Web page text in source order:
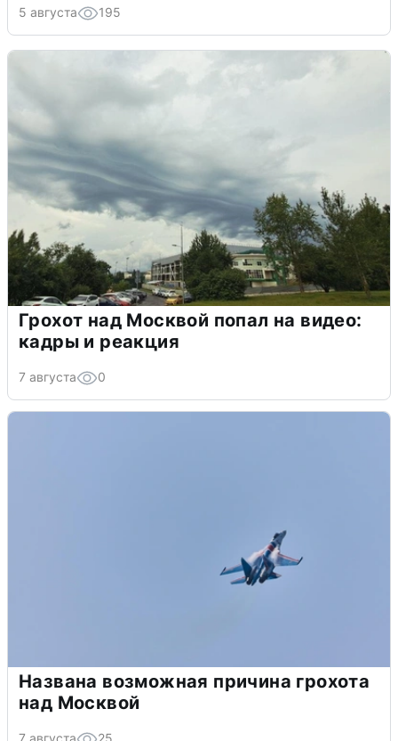
5 августа 195
Грохот над Москвой попал на видео:
кадры и реакция
7 августа 0
Названа возможная причина грохота
над Москвой
7 августа 25